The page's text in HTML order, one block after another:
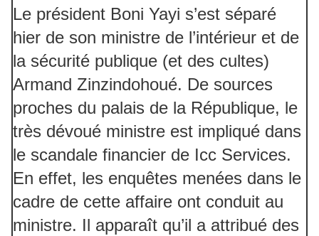
Le président Boni Yayi s’est séparé
hier de son ministre de l’intérieur et de
la sécurité publique (et des cultes)
Armand Zinzindohoué. De sources
proches du palais de la République, le
très dévoué ministre est impliqué dans
le scandale financier de Icc Services.
En effet, les enquêtes menées dans le
cadre de cette affaire ont conduit au
ministre. Il apparaît qu’il a attribué des